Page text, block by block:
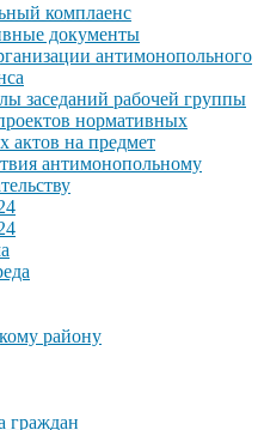
комплаенс
документы
антимонопольного
заседаний рабочей группы
нормативных
актов на предмет
антимонопольному
району
граждан